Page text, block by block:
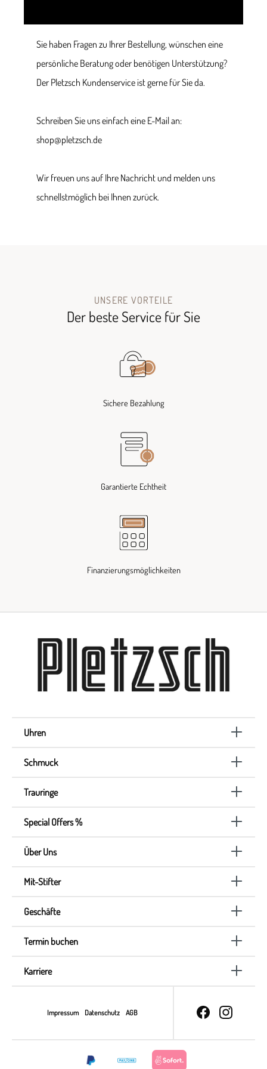
Sie haben Fragen zu Ihrer Bestellung, wünschen eine
persönliche Beratung oder benötigen Unterstützung?
Der Pletzsch Kundenservice ist gerne für Sie da.
Schreiben Sie uns einfach eine E-Mail an:
shop@pletzsch.de
Wir freuen uns auf Ihre Nachricht und melden uns
schnellstmöglich bei Ihnen zurück.
UNSERE VORTEILE
Der beste Service für Sie
Sichere Bezahlung
Garantierte Echtheit
Finanzierungsmöglichkeiten
Uhren
Schmuck
Trauringe
Special Offers %
Über Uns
Mit-Stifter
Geschäfte
Termin buchen
Karriere
Impressum Datenschutz AGB